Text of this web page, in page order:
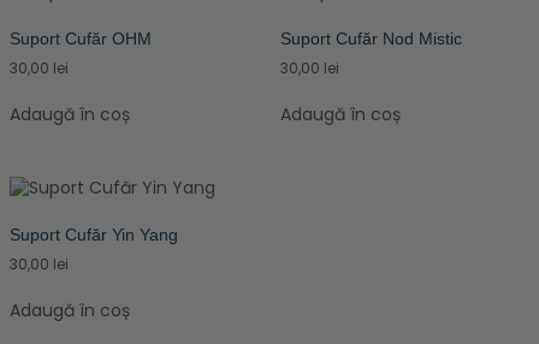
Suport Cufăr OHM
30,00 lei
Adaugă în coș
Suport Cufăr Nod Mistic
30,00 lei
Adaugă în coș
Suport Cufăr Yin Yang
30,00 lei
Adaugă în coș